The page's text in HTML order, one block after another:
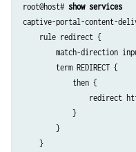
root@host# show services
captive-portal-content-
    rule redirect {
match-direction
        term REDIRECT {
            then {
redirect
            }
        }
    }